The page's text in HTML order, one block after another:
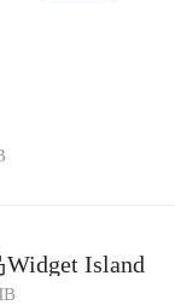
Island